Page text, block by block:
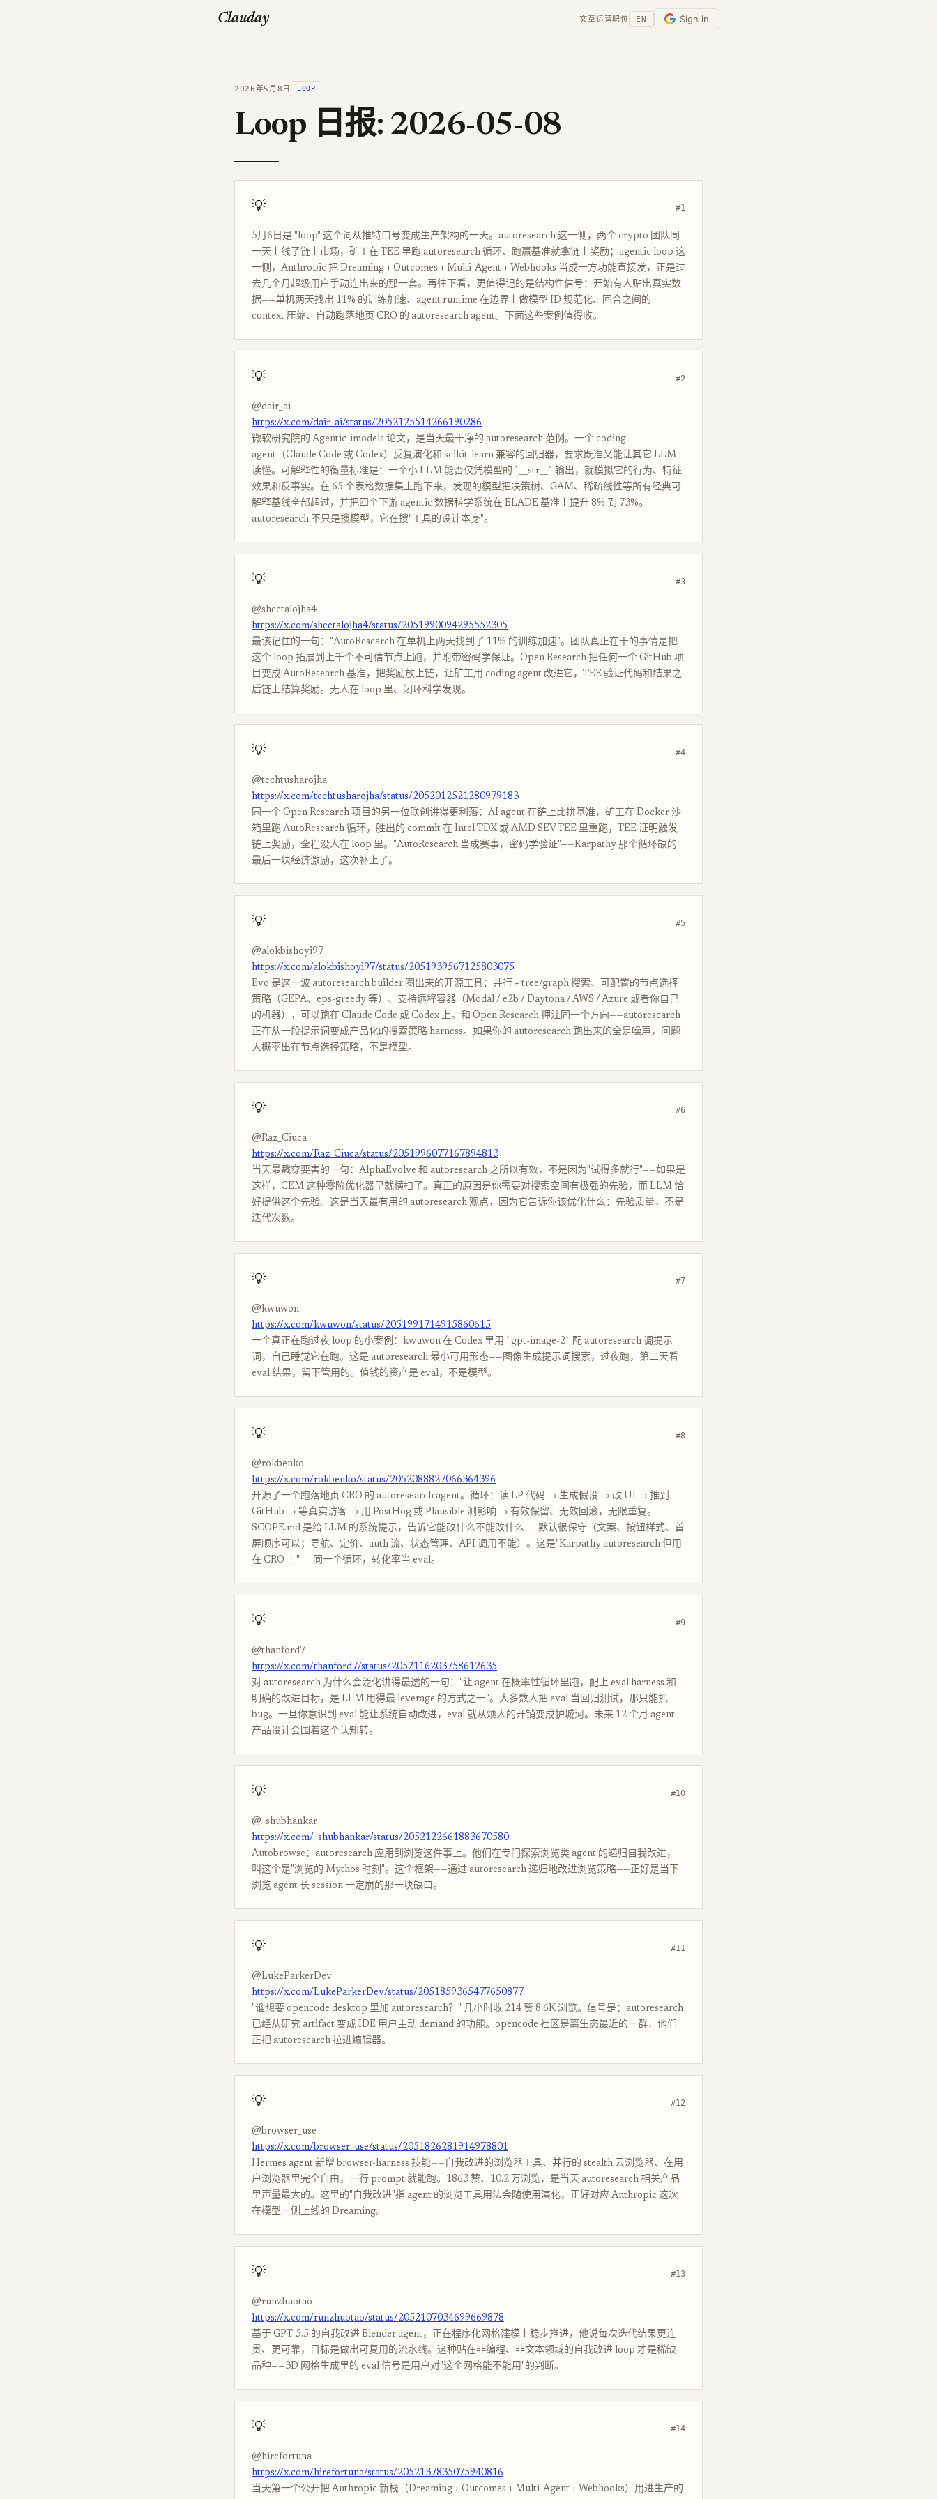
Clauday 文章运营职位 EN Sign in
2026年5月8日 LOOP
Loop 日报: 2026-05-08
💡 #1
5月6日是 "loop" 这个词从推特口号变成生产架构的一天。autoresearch 这一侧，两个 crypto 团队同
一天上线了链上市场，矿工在 TEE 里跑 autoresearch 循环、跑赢基准就拿链上奖励；agentic loop 这
一侧，Anthropic 把 Dreaming + Outcomes + Multi-Agent + Webhooks 当成一方功能直接发，正是过
去几个月超级用户手动连出来的那一套。再往下看，更值得记的是结构性信号：开始有人贴出真实数
据——单机两天找出 11% 的训练加速、agent runtime 在边界上做模型 ID 规范化、回合之间的
context 压缩、自动跑落地页 CRO 的 autoresearch agent。下面这些案例值得收。
💡 #2
@dair_ai
https://x.com/dair_ai/status/2052125514266190286
微软研究院的 Agentic-imodels 论文，是当天最干净的 autoresearch 范例。一个 coding
agent（Claude Code 或 Codex）反复演化和 scikit-learn 兼容的回归器，要求既准又能让其它 LLM
读懂。可解释性的衡量标准是：一个小 LLM 能否仅凭模型的 `__str__` 输出，就模拟它的行为、特征
效果和反事实。在 65 个表格数据集上跑下来，发现的模型把决策树、GAM、稀疏线性等所有经典可
解释基线全部超过，并把四个下游 agentic 数据科学系统在 BLADE 基准上提升 8% 到 73%。
autoresearch 不只是搜模型，它在搜"工具的设计本身"。
💡 #3
@sheetalojha4
https://x.com/sheetalojha4/status/2051990094295552305
最该记住的一句："AutoResearch 在单机上两天找到了 11% 的训练加速"。团队真正在干的事情是把
这个 loop 拓展到上千个不可信节点上跑，并附带密码学保证。Open Research 把任何一个 GitHub 项
目变成 AutoResearch 基准，把奖励放上链，让矿工用 coding agent 改进它，TEE 验证代码和结果之
后链上结算奖励。无人在 loop 里、闭环科学发现。
💡 #4
@techtusharojha
https://x.com/techtusharojha/status/2052012521280979183
同一个 Open Research 项目的另一位联创讲得更利落：AI agent 在链上比拼基准，矿工在 Docker 沙
箱里跑 AutoResearch 循环，胜出的 commit 在 Intel TDX 或 AMD SEV TEE 里重跑，TEE 证明触发
链上奖励，全程没人在 loop 里。"AutoResearch 当成赛事，密码学验证"——Karpathy 那个循环缺的
最后一块经济激励，这次补上了。
💡 #5
@alokbishoyi97
https://x.com/alokbishoyi97/status/2051939567125803075
Evo 是这一波 autoresearch builder 圈出来的开源工具：并行 + tree/graph 搜索、可配置的节点选择
策略（GEPA、eps-greedy 等）、支持远程容器（Modal / e2b / Daytona / AWS / Azure 或者你自己
的机器），可以跑在 Claude Code 或 Codex 上。和 Open Research 押注同一个方向——autoresearch
正在从一段提示词变成产品化的搜索策略 harness。如果你的 autoresearch 跑出来的全是噪声，问题
大概率出在节点选择策略，不是模型。
💡 #6
@Raz_Ciuca
https://x.com/Raz_Ciuca/status/2051996077167894813
当天最戳穿要害的一句：AlphaEvolve 和 autoresearch 之所以有效，不是因为"试得多就行"——如果是
这样，CEM 这种零阶优化器早就横扫了。真正的原因是你需要对搜索空间有极强的先验，而 LLM 恰
好提供这个先验。这是当天最有用的 autoresearch 观点，因为它告诉你该优化什么：先验质量，不是
迭代次数。
💡 #7
@kwuwon
https://x.com/kwuwon/status/2051991714915860615
一个真正在跑过夜 loop 的小案例：kwuwon 在 Codex 里用 `gpt-image-2` 配 autoresearch 调提示
词，自己睡觉它在跑。这是 autoresearch 最小可用形态——图像生成提示词搜索，过夜跑，第二天看
eval 结果，留下管用的。值钱的资产是 eval，不是模型。
💡 #8
@rokbenko
https://x.com/rokbenko/status/2052088827066364396
开源了一个跑落地页 CRO 的 autoresearch agent。循环：读 LP 代码 → 生成假设 → 改 UI → 推到
GitHub → 等真实访客 → 用 PostHog 或 Plausible 测影响 → 有效保留、无效回滚，无限重复。
SCOPE.md 是给 LLM 的系统提示，告诉它能改什么不能改什么——默认很保守（文案、按钮样式、首
屏顺序可以；导航、定价、auth 流、状态管理、API 调用不能）。这是"Karpathy autoresearch 但用
在 CRO 上"——同一个循环，转化率当 eval。
💡 #9
@thanford7
https://x.com/thanford7/status/2052116203758612635
对 autoresearch 为什么会泛化讲得最透的一句："让 agent 在概率性循环里跑，配上 eval harness 和
明确的改进目标，是 LLM 用得最 leverage 的方式之一"。大多数人把 eval 当回归测试，那只能抓
bug。一旦你意识到 eval 能让系统自动改进，eval 就从烦人的开销变成护城河。未来 12 个月 agent
产品设计会围着这个认知转。
💡 #10
@_shubhankar
https://x.com/_shubhankar/status/2052122661883670580
Autobrowse：autoresearch 应用到浏览这件事上。他们在专门探索浏览类 agent 的递归自我改进，
叫这个是"浏览的 Mythos 时刻"。这个框架——通过 autoresearch 递归地改进浏览策略——正好是当下
浏览 agent 长 session 一定崩的那一块缺口。
💡 #11
@LukeParkerDev
https://x.com/LukeParkerDev/status/2051859365477650877
"谁想要 opencode desktop 里加 autoresearch？" 几小时收 214 赞 8.6K 浏览。信号是：autoresearch
已经从研究 artifact 变成 IDE 用户主动 demand 的功能。opencode 社区是离生态最近的一群，他们
正把 autoresearch 拉进编辑器。
💡 #12
@browser_use
https://x.com/browser_use/status/2051826281914978801
Hermes agent 新增 browser-harness 技能——自我改进的浏览器工具、并行的 stealth 云浏览器、在用
户浏览器里完全自由，一行 prompt 就能跑。1863 赞、10.2 万浏览，是当天 autoresearch 相关产品
里声量最大的。这里的"自我改进"指 agent 的浏览工具用法会随使用演化，正好对应 Anthropic 这次
在模型一侧上线的 Dreaming。
💡 #13
@runzhuotao
https://x.com/runzhuotao/status/2052107034699669878
基于 GPT-5.5 的自我改进 Blender agent，正在程序化网格建模上稳步推进，他说每次迭代结果更连
贯、更可靠，目标是做出可复用的流水线。这种贴在非编程、非文本领域的自我改进 loop 才是稀缺
品种——3D 网格生成里的 eval 信号是用户对"这个网格能不能用"的判断。
💡 #14
@hirefortuna
https://x.com/hirefortuna/status/2052137835075940816
当天第一个公开把 Anthropic 新栈（Dreaming + Outcomes + Multi-Agent + Webhooks）用进生产的